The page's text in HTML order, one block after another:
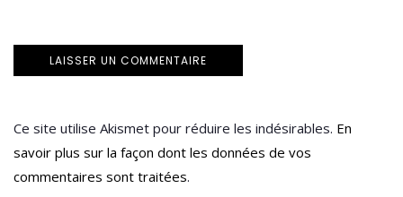
Ce site utilise Akismet pour réduire les indésirables. En
savoir plus sur la façon dont les données de vos
commentaires sont traitées.